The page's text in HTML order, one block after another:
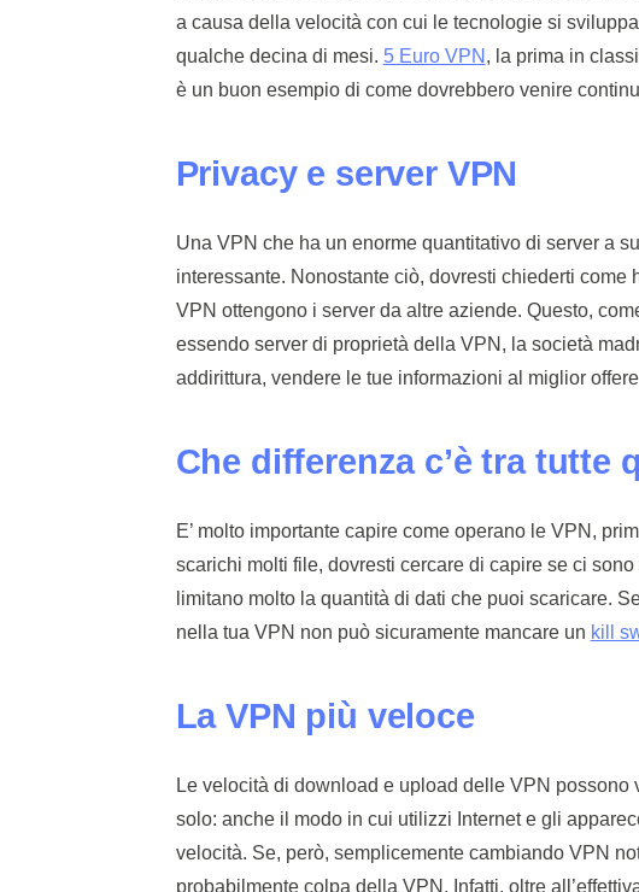
a causa della velocità con cui le tecnologie si
qualche decina di mesi. 5 Euro VPN , la prima in
è un buon esempio di come dovrebbero venire
Privacy e server VPN
Una VPN che ha un enorme quantitativo di server a
interessante. Nonostante ciò, dovresti chiederti come
VPN ottengono i server da altre aziende. Questo,
essendo server di proprietà della VPN, la società
addirittura, vendere le tue informazioni al miglior
Che differenza c’è tra tutte
E’ molto importante capire come operano le VPN,
scarichi molti file, dovresti cercare di capire se ci
limitano molto la quantità di dati che puoi scaricare.
nella tua VPN non può sicuramente mancare un kill
La VPN più veloce
Le velocità di download e upload delle VPN
solo: anche il modo in cui utilizzi Internet e gli
velocità. Se, però, semplicemente cambiando VPN
probabilmente colpa della VPN. Infatti, oltre